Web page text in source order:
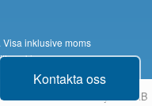
Kontakta oss
Visa inklusive moms
cookies
14 från Montania System AB